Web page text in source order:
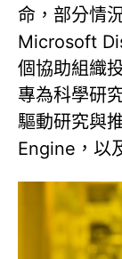
命，部分情
Microsoft
個協助組織
專為科學研
驅動研究與
Engine，以